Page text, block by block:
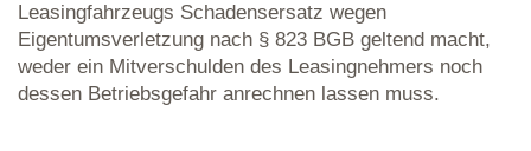
Leasingfahrzeugs Schadensersatz wegen
Eigentumsverletzung nach § 823 BGB geltend macht,
weder ein Mitverschulden des Leasingnehmers noch
dessen Betriebsgefahr anrechnen lassen muss.